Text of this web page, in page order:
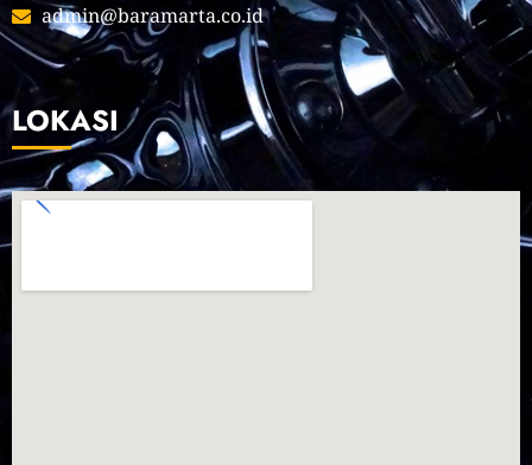
admin@baramarta.co.id
LOKASI